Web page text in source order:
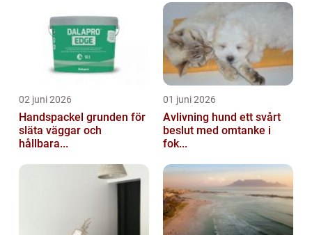
02 juni 2026
Handspackel grunden för
släta väggar och
hållbara...
01 juni 2026
Avlivning hund ett svårt
beslut med omtanke i
fok...